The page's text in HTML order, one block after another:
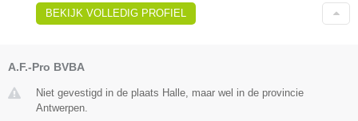
BEKIJK VOLLEDIG PROFIEL
A.F.-Pro BVBA
Niet gevestigd in de plaats Halle, maar wel in de provincie
Antwerpen.